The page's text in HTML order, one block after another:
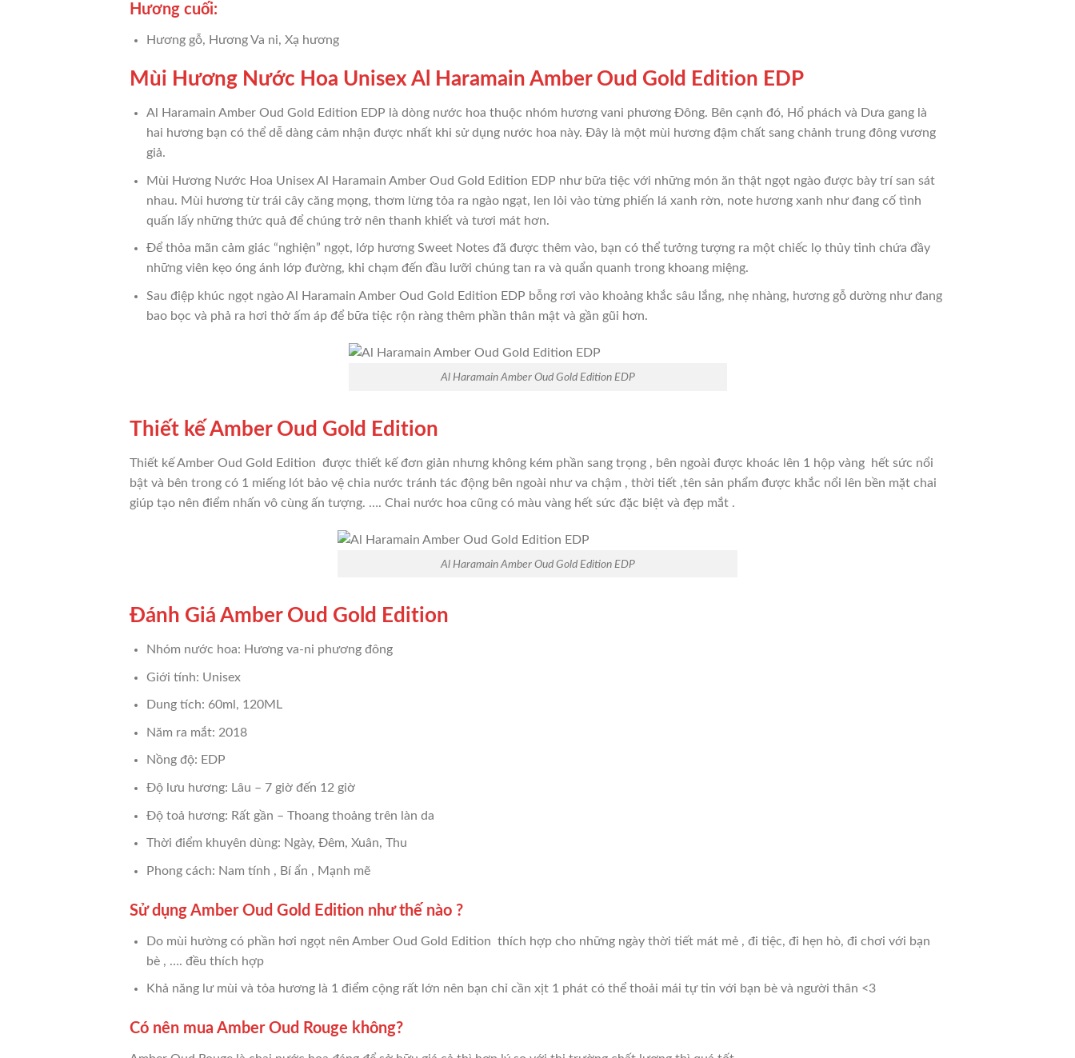
Hương cuối:
Hương gỗ, Hương Va ni, Xạ hương
Mùi Hương Nước Hoa Unisex Al Haramain Amber Oud Gold Edition EDP
Al Haramain Amber Oud Gold Edition EDP là dòng nước hoa thuộc nhóm hương vani phương Đông. Bên cạnh đó, Hổ phách và Dưa gang là
hai hương bạn có thể dễ dàng cảm nhận được nhất khi sử dụng nước hoa này. Đây là một mùi hương đậm chất sang chảnh trung đông vương
giả.
Mùi Hương Nước Hoa Unisex Al Haramain Amber Oud Gold Edition EDP như bữa tiệc với những món ăn thật ngọt ngào được bày trí san sát
nhau. Mùi hương từ trái cây căng mọng, thơm lừng tỏa ra ngào ngạt, len lỏi vào từng phiến lá xanh rờn, note hương xanh như đang cố tình
quấn lấy những thức quả để chúng trở nên thanh khiết và tươi mát hơn.
Để thỏa mãn cảm giác “nghiện” ngọt, lớp hương Sweet Notes đã được thêm vào, bạn có thể tưởng tượng ra một chiếc lọ thủy tinh chứa đầy
những viên kẹo óng ánh lớp đường, khi chạm đến đầu lưỡi chúng tan ra và quẩn quanh trong khoang miệng.
Sau điệp khúc ngọt ngào Al Haramain Amber Oud Gold Edition EDP bỗng rơi vào khoảng khắc sâu lắng, nhẹ nhàng, hương gỗ dường như đang
bao bọc và phả ra hơi thở ấm áp để bữa tiệc rộn ràng thêm phần thân mật và gần gũi hơn.
Al Haramain Amber Oud Gold Edition EDP
Thiết kế Amber Oud Gold Edition
Thiết kế Amber Oud Gold Edition được thiết kế đơn giản nhưng không kém phần sang trọng , bên ngoài được khoác lên 1 hộp vàng hết sức nổi
bật và bên trong có 1 miếng lót bảo vệ chia nước tránh tác động bên ngoài như va chậm , thời tiết ,tên sản phẩm được khắc nổi lên bền mặt chai
giúp tạo nên điểm nhấn vô cùng ấn tượng. …. Chai nước hoa cũng có màu vàng hết sức đặc biệt và đẹp mắt .
Al Haramain Amber Oud Gold Edition EDP
Đánh Giá Amber Oud Gold Edition
Nhóm nước hoa: Hương va-ni phương đông
Giới tính: Unisex
Dung tích: 60ml, 120ML
Năm ra mắt: 2018
Nồng độ: EDP
Độ lưu hương: Lâu – 7 giờ đến 12 giờ
Độ toả hương: Rất gần – Thoang thoảng trên làn da
Thời điểm khuyên dùng: Ngày, Đêm, Xuân, Thu
Phong cách: Nam tính , Bí ẩn , Mạnh mẽ
Sử dụng Amber Oud Gold Edition như thế nào ?
Do mùi hường có phần hơi ngọt nên Amber Oud Gold Edition thích hợp cho những ngày thời tiết mát mẻ , đi tiệc, đi hẹn hò, đi chơi với bạn
bè , …. đều thích hợp
Khả năng lư mùi và tỏa hương là 1 điểm cộng rất lớn nên bạn chỉ cần xịt 1 phát có thể thoải mái tự tin với bạn bè và người thân <3
Có nên mua Amber Oud Rouge không?